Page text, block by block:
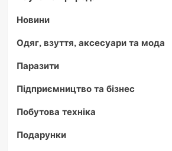
Новини
Одяг, взуття, аксесуари та мода
Паразити
Підприємництво та бізнес
Побутова техніка
Подарунки